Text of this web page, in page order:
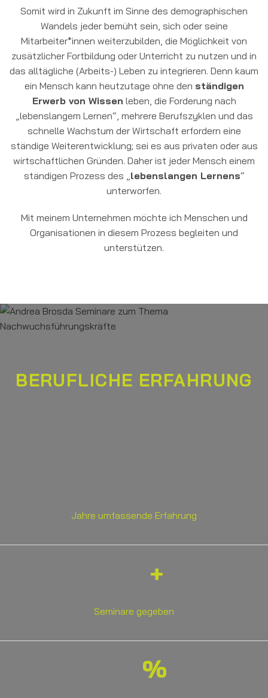
Somit wird in Zukunft im Sinne des demographischen
Wandels jeder bemüht sein, sich oder seine
Mitarbeiter*innen weiterzubilden, die Möglichkeit von
zusätzlicher Fortbildung oder Unterricht zu nutzen und in
das alltägliche (Arbeits-) Leben zu integrieren. Denn kaum
ein Mensch kann heutzutage ohne den ständigen
Erwerb von Wissen leben, die Forderung nach
„lebenslangem Lernen“, mehrere Berufszyklen und das
schnelle Wachstum der Wirtschaft erfordern eine
ständige Weiterentwicklung; sei es aus privaten oder aus
wirtschaftlichen Gründen. Daher ist jeder Mensch einem
ständigen Prozess des „ lebenslangen Lernens“
unterworfen.
Mit meinem Unternehmen möchte ich Menschen und
Organisationen in diesem Prozess begleiten und
unterstützen.
BERUFLICHE ERFAHRUNG
Jahre umfassende Erfahrung
+
Seminare gegeben
%